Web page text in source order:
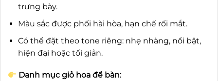
trưng bày.
Màu sắc được phối hài hòa, hạn chế rối mắt.
Có thể đặt theo tone riêng: nhẹ nhàng, nổi bật,
hiện đại hoặc tối giản.
Danh mục giỏ hoa để bàn: